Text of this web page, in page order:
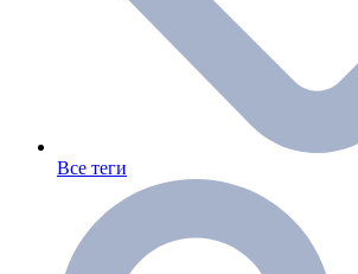
Все теги